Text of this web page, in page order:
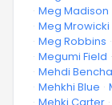
· Meg Madison
· Meg Mrowicki
· Meg Robbins ·
· Megumi Field ·
· Mehdi
· Mehkhi Blue ·